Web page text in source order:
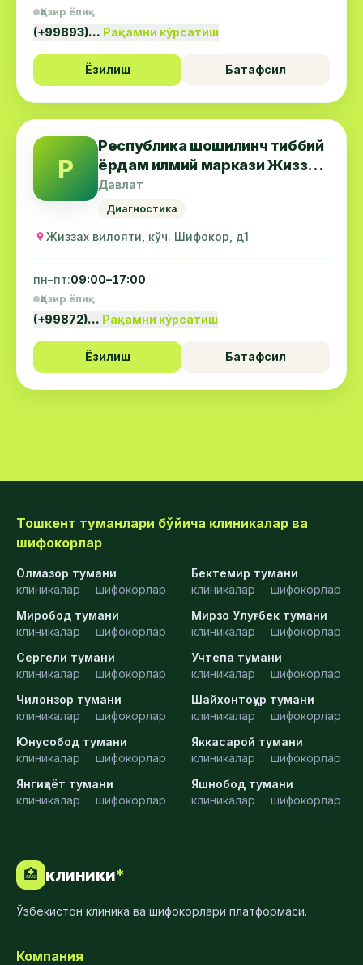
Ҳозир ёпиқ
(+99893)… Рақамни кўрсатиш
Ёзилиш Батафсил
Р
Республика шошилинч тиббий
ёрдам илмий маркази Жиззах
филиали
Давлат
Диагностика
Жиззах вилояти, кўч. Шифокор, д1
пн–пт:09:00–17:00
Ҳозир ёпиқ
(+99872)… Рақамни кўрсатиш
Ёзилиш Батафсил
Тошкент туманлари бўйича клиникалар ва
шифокорлар
Олмазор тумани
клиникалар · шифокорлар
Бектемир тумани
клиникалар · шифокорлар
Миробод тумани
клиникалар · шифокорлар
Мирзо Улуғбек тумани
клиникалар · шифокорлар
Сергели тумани
клиникалар · шифокорлар
Учтепа тумани
клиникалар · шифокорлар
Чилонзор тумани
клиникалар · шифокорлар
Шайхонтоҳур тумани
клиникалар · шифокорлар
Юнусобод тумани
клиникалар · шифокорлар
Яккасарой тумани
клиникалар · шифокорлар
Янгиҳаёт тумани
клиникалар · шифокорлар
Яшнобод тумани
клиникалар · шифокорлар
🏥 клиники*
Ўзбекистон клиника ва шифокорлари платформаси.
Компания